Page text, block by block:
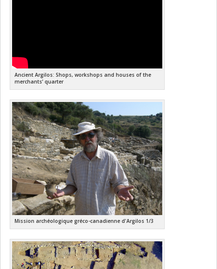
Ancient Argilos: Shops, workshops and houses of the
merchants’ quarter
Mission archéologique gréco-canadienne d'Argilos 1/3